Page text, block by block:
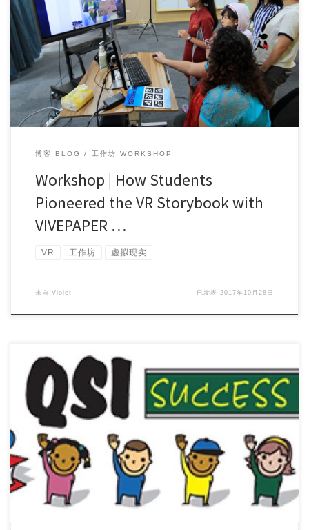
Workshop Topic: How Students Pioneered the VR Stor […]
博客 BLOG 工作坊 WORKSHOP
Workshop | How Students
Pioneered the VR Storybook with
VIVEPAPER …
VR 工作坊 虚拟现实
来自 Violet 已发表2017年10月28日
Workshop Topic: Virtual Reality – Using Tilt […]